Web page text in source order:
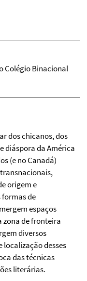
Colégio Binacional
dos chicanos, dos
diáspora da América
(e no Canadá)
origem e
de
espaços
zona de fronteira
diversos
localização desses
das técnicas
literárias.